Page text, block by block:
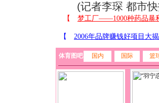
(记者李琛 都市快
体育图吧 国内 国际 篮